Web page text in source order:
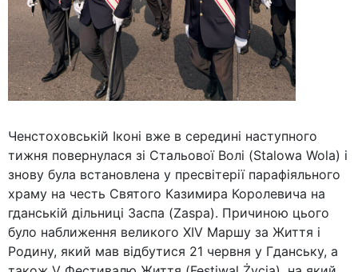
Ченстоховській Іконі вже в середині наступного
тижня повернулася зі Стальової Волі (Stalowa Wola) і
знову була встановлена у пресвітерії парафіяльного
храму на честь Святого Казимира Королевича на
гданській дільниці Заспа (Zaspa). Причиною цього
було наближення великого XIV Маршу за Життя і
Родину, який мав відбутися 21 червня у Гданську, а